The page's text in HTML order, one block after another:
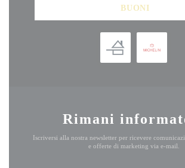
BUONI
Rimani
Iscriversi alla nostra newsletter per ricevere
e offerte di marketing via e-mail.